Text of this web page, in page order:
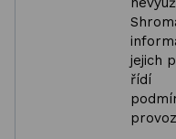
jejich
řídí